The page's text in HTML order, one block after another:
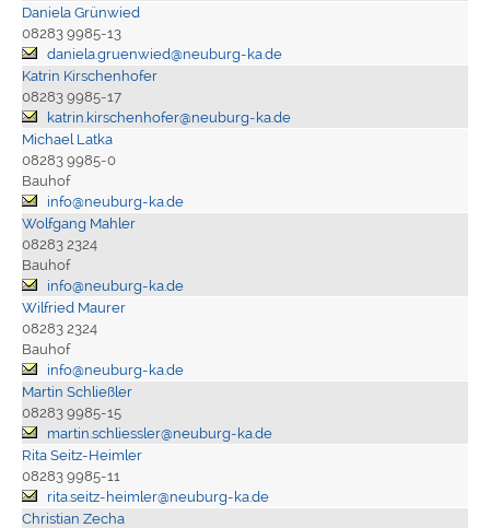
Daniela Grünwied
08283 9985-13
daniela.gruenwied@neuburg-ka.de
Katrin Kirschenhofer
08283 9985-17
katrin.kirschenhofer@neuburg-ka.de
Michael Latka
08283 9985-0
Bauhof
info@neuburg-ka.de
Wolfgang Mahler
08283 2324
Bauhof
info@neuburg-ka.de
Wilfried Maurer
08283 2324
Bauhof
info@neuburg-ka.de
Martin Schließler
08283 9985-15
martin.schliessler@neuburg-ka.de
Rita Seitz-Heimler
08283 9985-11
rita.seitz-heimler@neuburg-ka.de
Christian Zecha